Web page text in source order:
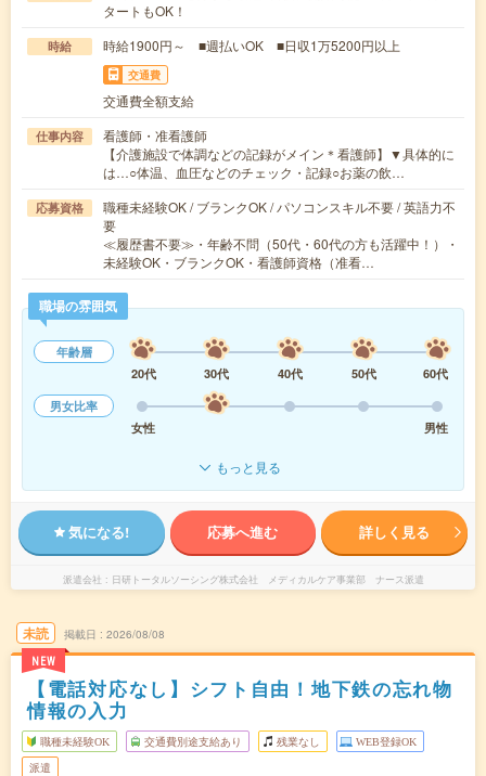
タートもOK！
時給 時給1900円～ ■週払いOK ■日収1万5200円以上
交通費
交通費全額支給
仕事内容
看護師・准看護師
【介護施設で体調などの記録がメイン＊看護師】▼具体的に
は…○体温、血圧などのチェック・記録○お薬の飲…
応募資格
職種未経験OK / ブランクOK / パソコンスキル不要 / 英語力不
要
≪履歴書不要≫・年齢不問（50代・60代の方も活躍中！）・
未経験OK・ブランクOK・看護師資格（准看…
職場の雰囲気
年齢層
20代
30代 40代 50代
60代
男女比率
女性
男性
もっと見る
気になる! 応募へ進む 詳しく見る
派遣会社 日研トータルソーシング株式会社 メディカルケア事業部 ナース派遣
未読
NEW
掲載日 2026/08/08
【電話対応なし】シフト自由！地下鉄の忘れ物
情報の入力
職種未経験OK 交通費別途支給あり 残業なし WEB登録OK
派遣